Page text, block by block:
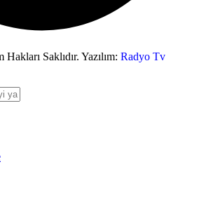
Hakları Saklıdır. Yazılım: Radyo Tv